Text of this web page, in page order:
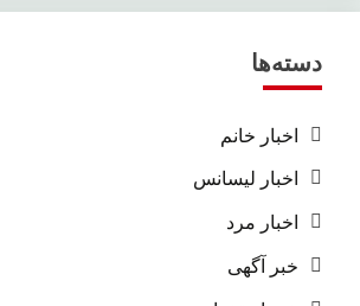
دسته‌ها
اخبار خانم
اخبار لیسانس
اخبار مرد
خبر آگهی